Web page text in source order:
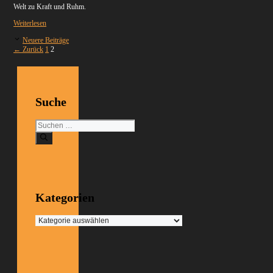
Welt zu Kraft und Ruhm.
Weiterlesen
Neuere Beiträge
← Zurück Seite
1 Seite
2
Suche
Suchen
nach:
Kategorien
Kategorien